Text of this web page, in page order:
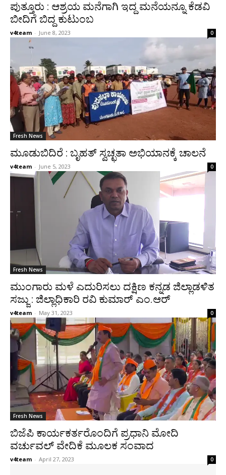
ಪುತ್ತೂರು : ಆಶ್ರಯ ಮನೆಗಾಗಿ ಇದ್ದ ಮನೆಯನ್ನೂ ಕೆಡವಿ
ಬೀದಿಗೆ ಬಿದ್ದ ಕುಟುಂಬ
v4team - June 8, 2023 0
Fresh News
ಮೂಡುಬಿದಿರೆ : ಬೃಹತ್ ಸ್ವಚ್ಛತಾ ಅಭಿಯಾನಕ್ಕೆ ಚಾಲನೆ
v4team - June 5, 2023 0
Fresh News
ಮುಂಗಾರು ಮಳೆ ಎದುರಿಸಲು ದಕ್ಷಿಣ ಕನ್ನಡ ಜಿಲ್ಲಾಡಳಿತ
ಸಜ್ಜು : ಜಿಲ್ಲಾಧಿಕಾರಿ ರವಿ ಕುಮಾರ್ ಎಂ.ಆರ್
v4team - May 31, 2023 0
Fresh News
ಬಿಜೆಪಿ ಕಾರ್ಯಕರ್ತರೊಂದಿಗೆ ಪ್ರಧಾನಿ ಮೋದಿ
ವರ್ಚುವಲ್ ವೇದಿಕೆ ಮೂಲಕ ಸಂವಾದ
v4team - April 27, 2023 0